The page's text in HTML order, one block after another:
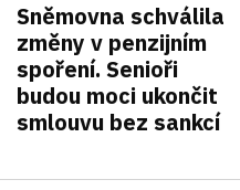
Sněmovna schválila
změny v penzijním
spoření. Senioři
budou moci ukončit
smlouvu bez sankcí